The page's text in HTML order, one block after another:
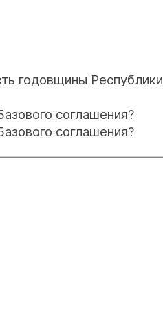
годовщины Республики
соглашения?
соглашения?